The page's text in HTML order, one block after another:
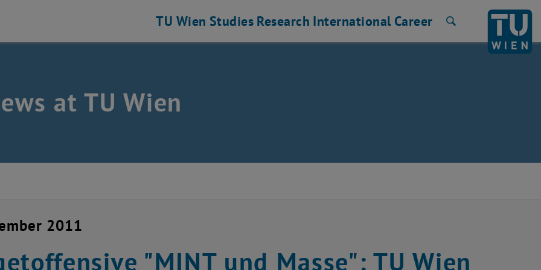
TU Wien Studies Research International Career
at TU Wien
2011
"MINT und Masse": TU Wien